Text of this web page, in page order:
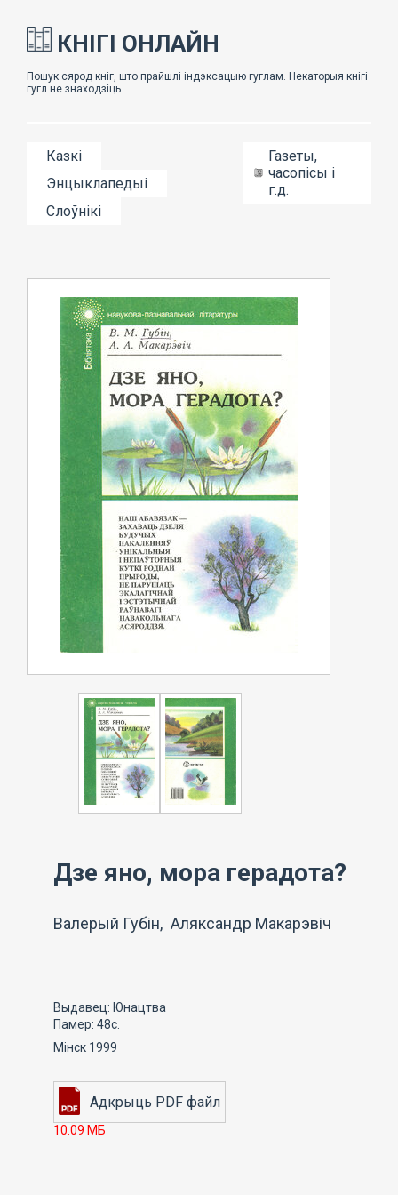
КНІГІ ОНЛАЙН
Казкі
Энцыклапедыі
Слоўнікі
Газеты,
часопісы і
г.д.
Дзе яно, мора герадота?
Валерый Губін, Аляксандр Макарэвіч
Выдавец: Юнацтва
Памер: 48с.
Мінск 1999
10.09 МБ